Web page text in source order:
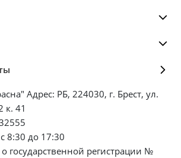
Адрес: РБ, 224030, г. Брест, ул.
к. 41
8:30 до 17:30
государственной регистрации №